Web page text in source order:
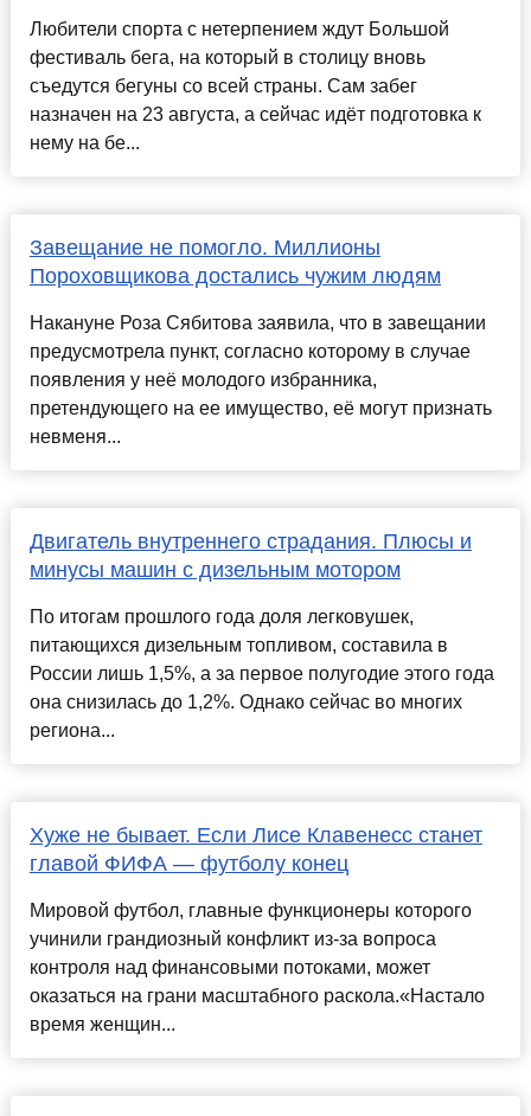
Любители спорта с нетерпением ждут Большой
фестиваль бега, на который в столицу вновь
съедутся бегуны со всей страны. Сам забег
назначен на 23 августа, а сейчас идёт подготовка к
нему на бе...
Завещание не помогло. Миллионы
Пороховщикова достались чужим людям
Накануне Роза Сябитова заявила, что в завещании
предусмотрела пункт, согласно которому в случае
появления у неё молодого избранника,
претендующего на ее имущество, её могут признать
невменя...
Двигатель внутреннего страдания. Плюсы и
минусы машин с дизельным мотором
По итогам прошлого года доля легковушек,
питающихся дизельным топливом, составила в
России лишь 1,5%, а за первое полугодие этого года
она снизилась до 1,2%. Однако сейчас во многих
региона...
Хуже не бывает. Если Лисе Клавенесс станет
главой ФИФА — футболу конец
Мировой футбол, главные функционеры которого
учинили грандиозный конфликт из-за вопроса
контроля над финансовыми потоками, может
оказаться на грани масштабного раскола.«Настало
время женщин...